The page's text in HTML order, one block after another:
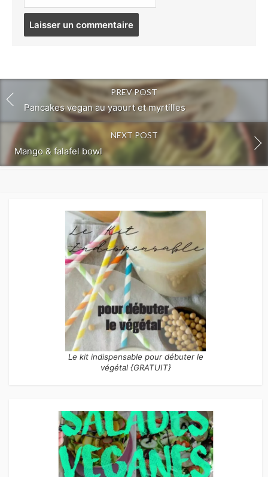
PREV POST
Pancakes vegan au yaourt et myrtilles
NEXT POST
Mango & falafel bowl
Le kit indispensable pour débuter le
végétal {GRATUIT}